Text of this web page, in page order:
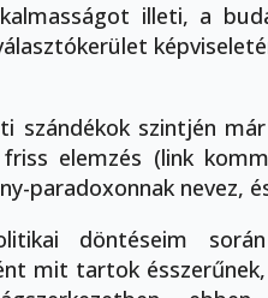
illeti, a
szándékok szintjén
elemzés (link
paradoxonnak nevez,
döntéseim
mit tartok